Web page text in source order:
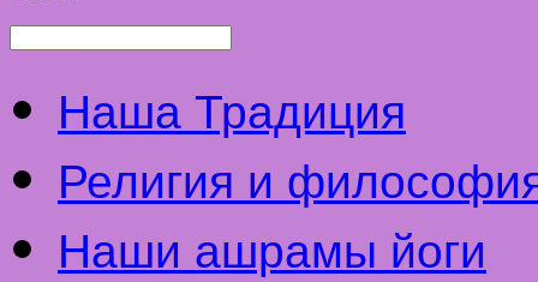
Наша Традиция
Религия и
Наши ашрамы йоги